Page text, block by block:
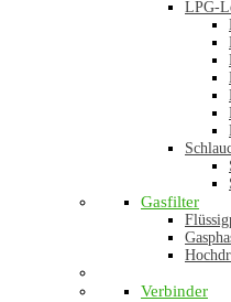
LPG-
Gasfilter
Verbinder